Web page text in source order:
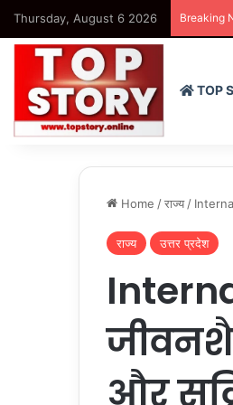
Thursday, August 6 2026 Breaking
TOP
Home /राज्य /
राज्य उत्तर प्रदेश
और